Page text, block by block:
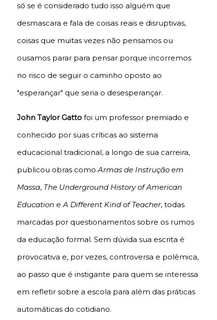
só se é considerado tudo isso alguém que
desmascara e fala de coisas reais e disruptivas,
coisas que muitas vezes não pensamos ou
ousamos parar para pensar porque incorremos
no risco de seguir o caminho oposto ao
"esperançar" que seria o desesperançar.
John Taylor Gatto foi um professor premiado e
conhecido por suas críticas ao sistema
educacional tradicional, a longo de sua carreira,
publicou obras como Armas de Instrução em
Massa, The Underground History of American
Education e A Different Kind of Teacher, todas
marcadas por questionamentos sobre os rumos
da educação formal. Sem dúvida sua escrita é
provocativa e, por vezes, controversa e polêmica,
ao passo que é instigante para quem se interessa
em refletir sobre a escola para além das práticas
automáticas do cotidiano.